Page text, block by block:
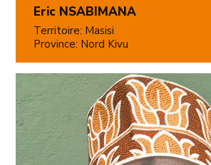
Eric NSABIMANA
Territoire: Masisi
Province: Nord Kivu